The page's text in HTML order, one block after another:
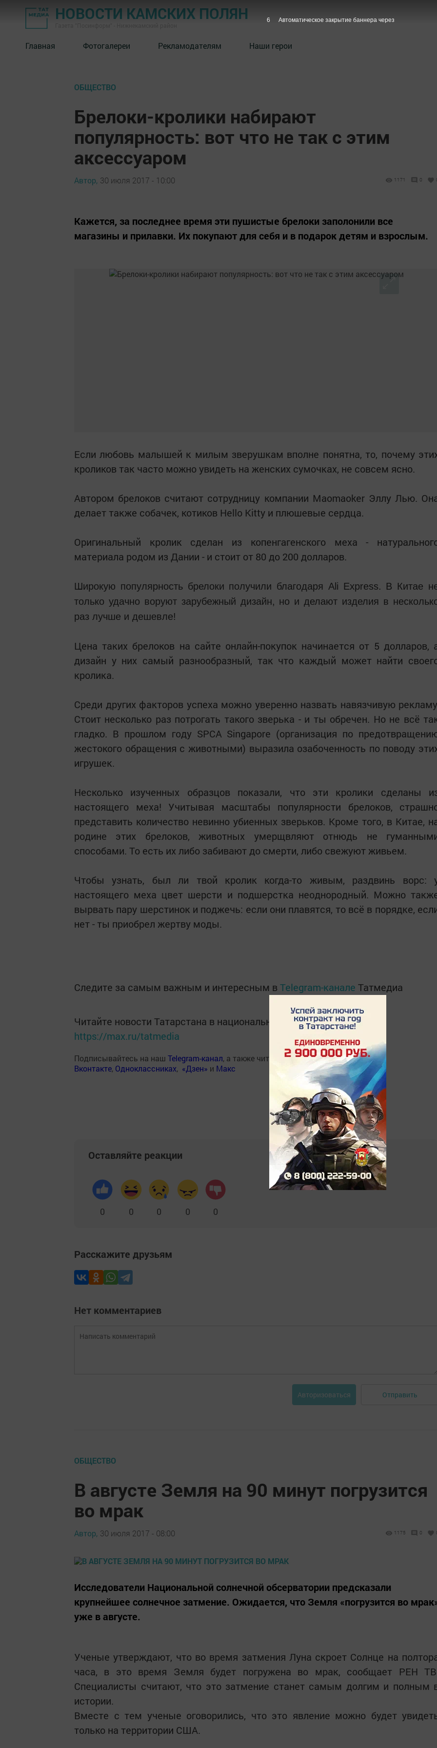
НОВОСТИ КАМСКИХ ПОЛЯН
Главная Фотогалереи Рекламодателям Наши герои
ОБЩЕСТВО
Брелоки-кролики набирают
популярность: вот что не так с этим
аксессуаром
Автор, 30 июля 2017 - 10:00 1171 0
Кажется, за последнее время эти пушистые брелоки заполонили все
магазины и прилавки. Их покупают для себя и в подарок детям и взрослым.
Если любовь малышей к милым зверушкам вполне понятна, то, почему
кроликов так часто можно увидеть на женских сумочках, не совсем ясно.
Автором брелоков считают сотрудницу компании Maomaoker Эллу Лью.
делает также собачек, котиков Hello Kitty и плюшевые сердца.
Оригинальный кролик сделан из копенгагенского меха -
материала родом из Дании - и стоит от 80 до 200 долларов.
Широкую популярность брелоки получили благодаря Ali Express. В Китае
только удачно воруют зарубежный дизайн, но и делают изделия в
раз лучше и дешевле!
Цена таких брелоков на сайте онлайн-покупок начинается от 5 долларов,
дизайн у них самый разнообразный, так что каждый может найти
кролика.
Среди других факторов успеха можно уверенно назвать навязчивую
Стоит несколько раз потрогать такого зверька - и ты обречен. Но не всё
гладко. В прошлом году SPCA Singapore (организация по
жестокого обращения с животными) выразила озабоченность по поводу
игрушек.
Несколько изученных образцов показали, что эти кролики сделаны
настоящего меха! Учитывая масштабы популярности брелоков,
представить количество невинно убиенных зверьков. Кроме того, в Китае,
родине этих брелоков, животных умерщвляют отнюдь не
способами. То есть их либо забивают до смерти, либо свежуют живьем.
Чтобы узнать, был ли твой кролик когда-то живым, раздвинь ворс:
настоящего меха цвет шерсти и подшерстка неоднородный. Можно
вырвать пару шерстинок и поджечь: если они плавятся, то всё в порядке,
нет - ты приобрел жертву моды.
Следите за самым важным и интересным в Telegram-канале Татмедиа
Читайте новости Татарстана в национальном мессенджере MАХ:
https://max.ru/tatmedia
Подписывайтесь на наш Telegram-канал, а также читайте нас
Вконтакте, Одноклассниках, «Дзен» и Макс
Оставляйте реакции
0 0 0 0 0
Расскажите друзьям
Нет комментариев
Авторизоваться Отправить
ОБЩЕСТВО
В августе Земля на 90 минут погрузится
во мрак
Автор, 30 июля 2017 - 08:00 1175 0
Исследователи Национальной солнечной обсерватории предсказали
крупнейшее солнечное затмение. Ожидается, что Земля «погрузится во
уже в августе.
Ученые утверждают, что во время затмения Луна скроет Солнце на
часа, в это время Земля будет погружена во мрак, сообщает РЕН
Специалисты считают, что это затмение станет самым долгим и полным
истории.
Вместе с тем ученые оговорились, что это явление можно будет
только на территории США.
5 Автоматическое закрытие баннера через